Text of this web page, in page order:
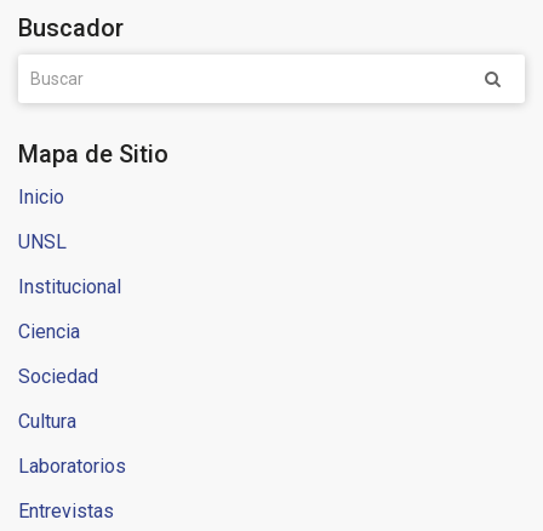
Buscador
Mapa de Sitio
Inicio
UNSL
Institucional
Ciencia
Sociedad
Cultura
Laboratorios
Entrevistas